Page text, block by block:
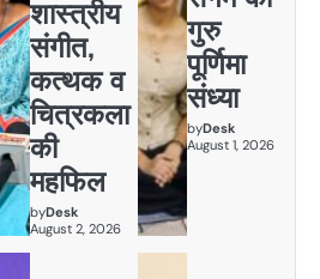
शास्त्रीय
संगीत,
कत्थक व
चित्रकला
की
महफिल
byDesk
August 2, 2026
गुरु
पूर्णिमा
संध्या
byDesk
August 1, 2026